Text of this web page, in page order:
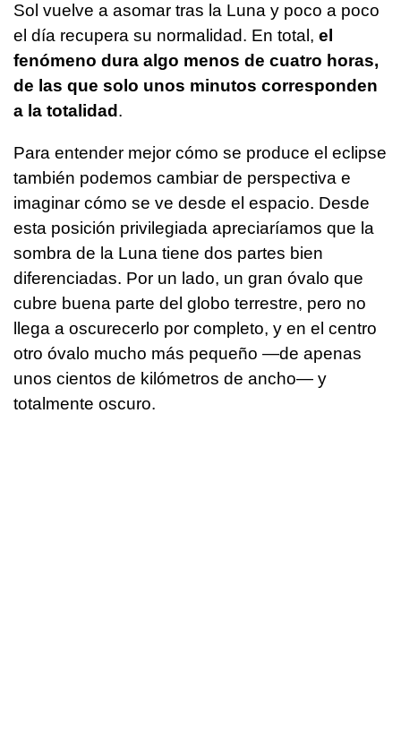
Sol vuelve a asomar tras la Luna y poco a poco
el día recupera su normalidad. En total, el
fenómeno dura algo menos de cuatro horas,
de las que solo unos minutos corresponden
a la totalidad .
Para entender mejor cómo se produce el eclipse
también podemos cambiar de perspectiva e
imaginar cómo se ve desde el espacio. Desde
esta posición privilegiada apreciaríamos que la
sombra de la Luna tiene dos partes bien
diferenciadas. Por un lado, un gran óvalo que
cubre buena parte del globo terrestre, pero no
llega a oscurecerlo por completo, y en el centro
otro óvalo mucho más pequeño —de apenas
unos cientos de kilómetros de ancho— y
totalmente oscuro.